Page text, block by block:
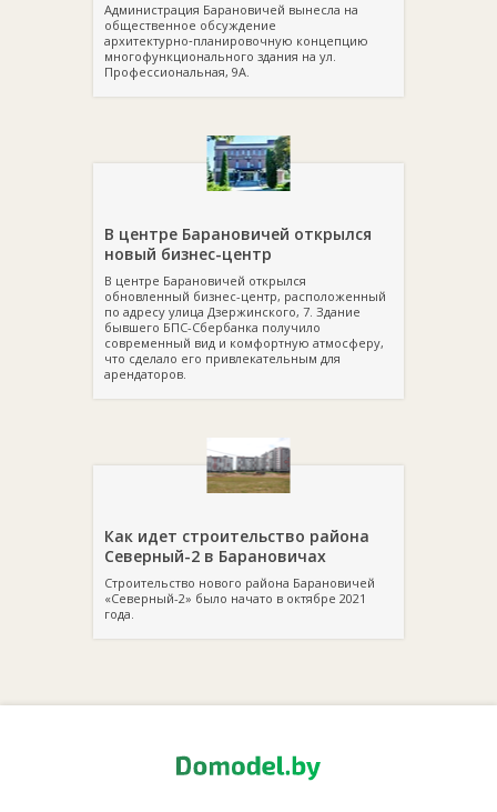
Администрация Барановичей вынесла на
общественное обсуждение
архитектурно‑планировочную концепцию
многофункционального здания на ул.
Профессиональная, 9А.
В центре Барановичей открылся
новый бизнес-центр
В центре Барановичей открылся
обновленный бизнес-центр, расположенный
по адресу улица Дзержинского, 7. Здание
бывшего БПС-Сбербанка получило
современный вид и комфортную атмосферу,
что сделало его привлекательным для
арендаторов.
Как идет строительство района
Северный-2 в Барановичах
Строительство нового района Барановичей
«Северный-2» было начато в октябре 2021
года.